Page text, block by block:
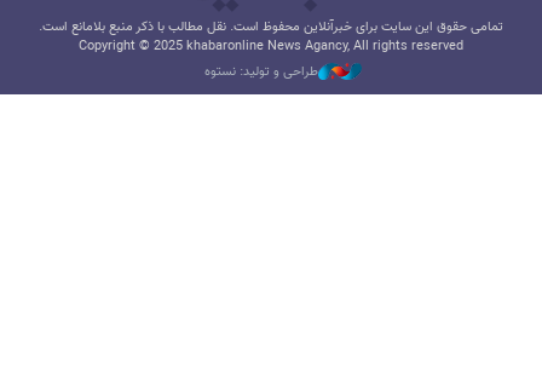
تمامی حقوق این سایت برای خبرآنلاین محفوظ است. نقل مطالب با ذکر منبع بلامانع است.
Copyright © 2025 khabaronline News Agancy, All rights reserved
طراحی و تولید: نستوه